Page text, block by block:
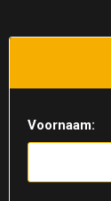
Voornaam: